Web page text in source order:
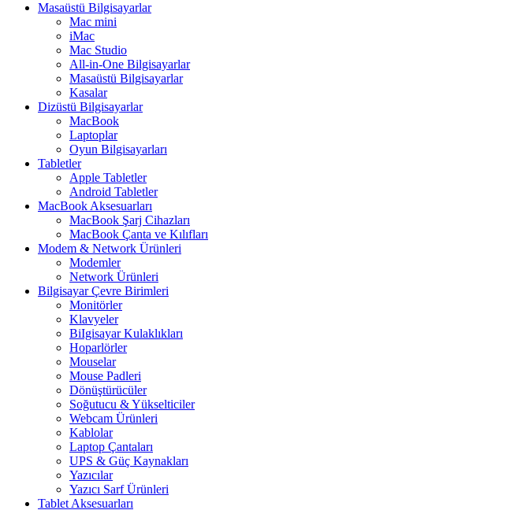
Masaüstü Bilgisayarlar
Mac mini
iMac
Mac Studio
All-in-One Bilgisayarlar
Masaüstü Bilgisayarlar
Kasalar
Dizüstü Bilgisayarlar
MacBook
Laptoplar
Oyun Bilgisayarları
Tabletler
Apple Tabletler
Android Tabletler
MacBook Aksesuarları
MacBook Şarj Cihazları
MacBook Çanta ve Kılıfları
Modem & Network Ürünleri
Modemler
Network Ürünleri
Bilgisayar Çevre Birimleri
Monitörler
Klavyeler
BiIgisayar Kulaklıkları
Hoparlörler
Mouselar
Mouse Padleri
Dönüştürücüler
Soğutucu & Yükselticiler
Webcam Ürünleri
Kablolar
Laptop Çantaları
UPS & Güç Kaynakları
Yazıcılar
Yazıcı Sarf Ürünleri
Tablet Aksesuarları